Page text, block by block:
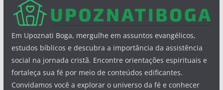
Em Upoznati Boga, mergulhe em assuntos evangélicos,
estudos bíblicos e descubra a importância da assistência
social na jornada cristã. Encontre orientações espirituais e
fortaleça sua fé por meio de conteúdos edificantes.
Convidamos você a explorar o universo da fé e conhecer